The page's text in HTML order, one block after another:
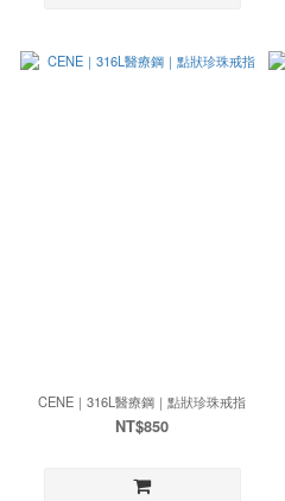
CENE｜316L醫療鋼｜點狀珍珠戒指
NT$850